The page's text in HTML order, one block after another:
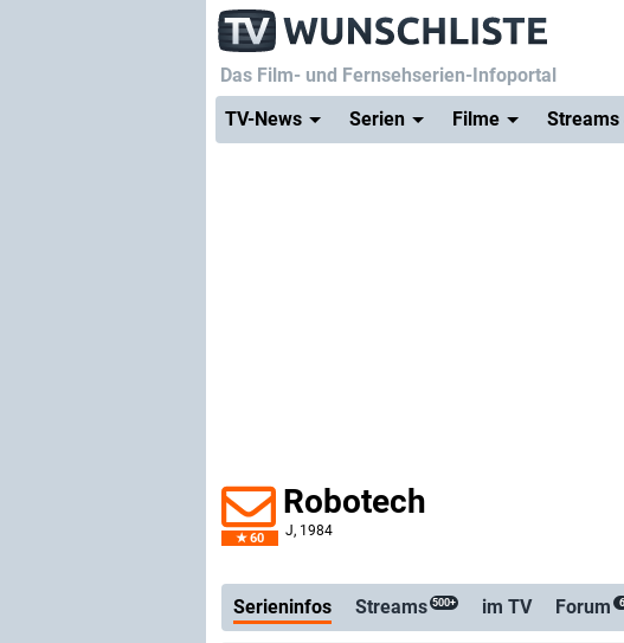
Das Film- und Fernsehserien-Infoportal
TV-News
Serien Filme Streams
60
Robotech
J, 1984
Serienticker
Serieninfos Streams 500+ im TV Forum 6